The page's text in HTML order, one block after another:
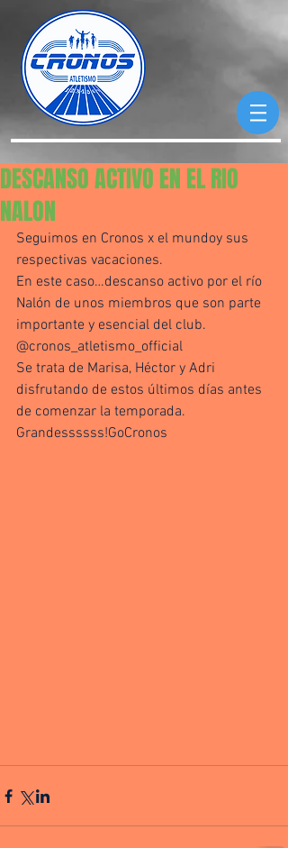
DESCANSO ACTIVO EN EL RIO
NALON
Seguimos en Cronos x el mundoy sus
respectivas vacaciones.
En este caso…descanso activo por el río
Nalón de unos miembros que son parte
importante y esencial del club.
@cronos_atletismo_official
Se trata de Marisa, Héctor y Adri
disfrutando de estos últimos días antes
de comenzar la temporada.
Grandessssss!GoCronos